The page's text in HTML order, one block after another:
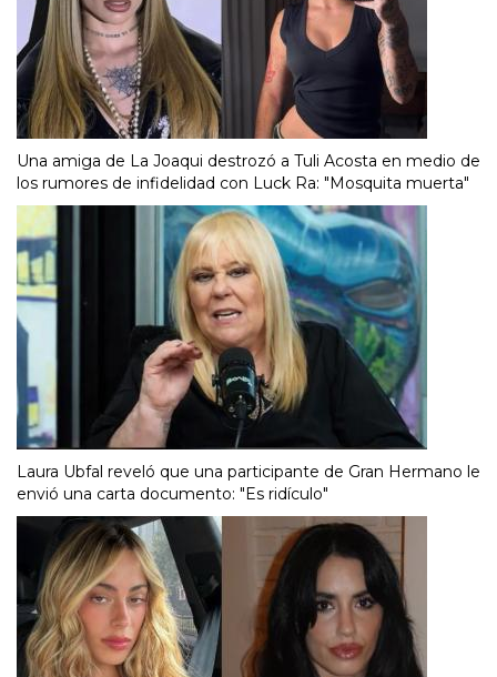
Una amiga de La Joaqui destrozó a Tuli Acosta en medio de
los rumores de infidelidad con Luck Ra: "Mosquita muerta"
Laura Ubfal reveló que una participante de Gran Hermano le
envió una carta documento: "Es ridículo"